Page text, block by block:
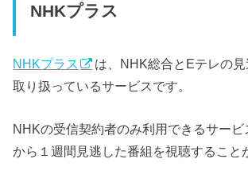
NHKプラス
NHKプラス
は、NHK総合とEテレの
取り扱っているサービスです。
NHKの受信契約者のみ利用できるサービ
から１週間見逃した番組を視聴すること